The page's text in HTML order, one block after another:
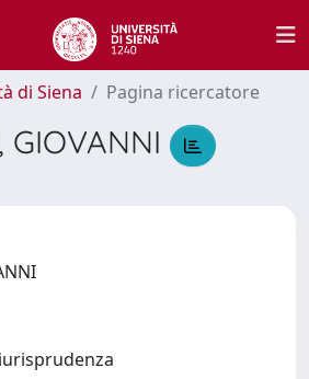
di Siena Pagina ricercatore
GIOVANNI